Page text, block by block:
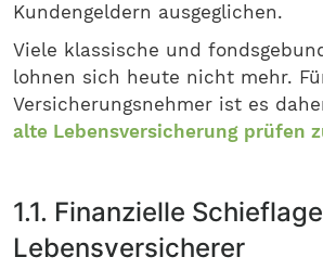
Kundengeldern ausgeglichen.
Viele klassische und
lohnen sich heute nicht mehr.
Versicherungsnehmer ist es
alte Lebensversicherung prüfen
1.1. Finanzielle
Lebensversicherer